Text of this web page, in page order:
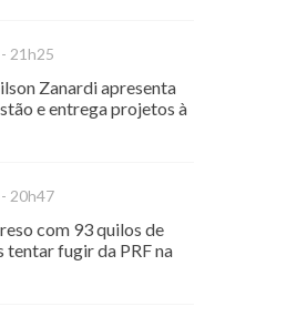
21h25
Zanardi apresenta
e entrega projetos à
20h47
com 93 quilos de
tentar fugir da PRF na